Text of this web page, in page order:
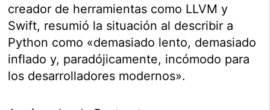
creador de herramientas como LLVM y
Swift, resumió la situación al describir a
Python como «demasiado lento, demasiado
inflado y, paradójicamente, incómodo para
los desarrolladores modernos».